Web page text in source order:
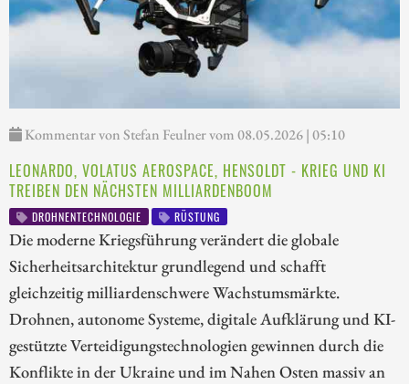
Kommentar von Stefan Feulner vom 08.05.2026 | 05:10
LEONARDO, VOLATUS AEROSPACE, HENSOLDT - KRIEG UND KI
TREIBEN DEN NÄCHSTEN MILLIARDENBOOM
DROHNENTECHNOLOGIE RÜSTUNG
Die moderne Kriegsführung verändert die globale
Sicherheitsarchitektur grundlegend und schafft
gleichzeitig milliardenschwere Wachstumsmärkte.
Drohnen, autonome Systeme, digitale Aufklärung und KI-
gestützte Verteidigungstechnologien gewinnen durch die
Konflikte in der Ukraine und im Nahen Osten massiv an